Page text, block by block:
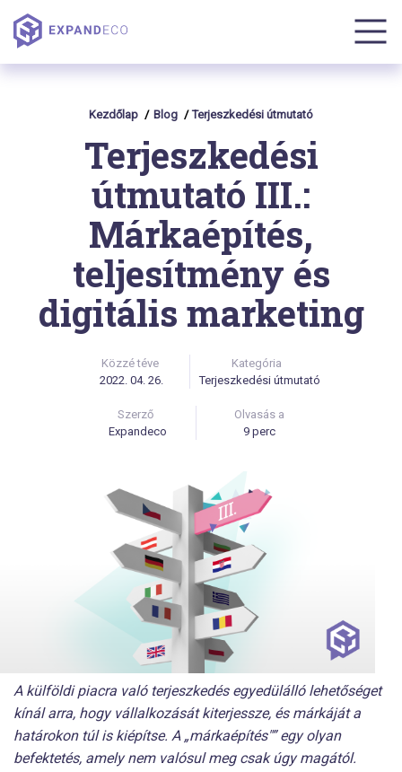
Kezdőlap Blog Terjeszkedési útmutató
Terjeszkedési
útmutató III.:
Márkaépítés,
teljesítmény és
digitális marketing
Közzé téve
2022. 04. 26.
Kategória
Terjeszkedési útmutató
Szerző
Expandeco
Olvasás a
9 perc
A külföldi piacra való terjeszkedés egyedülálló lehetőséget
kínál arra, hogy vállalkozását kiterjessze, és márkáját a
határokon túl is kiépítse. A „márkaépítés"” egy olyan
befektetés, amely nem valósul meg csak úgy magától.